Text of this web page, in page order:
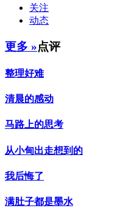
关注
动态
更多 »点评
整理好难
清晨的感动
马路上的思考
从小甸出走想到的
我后悔了
满肚子都是墨水